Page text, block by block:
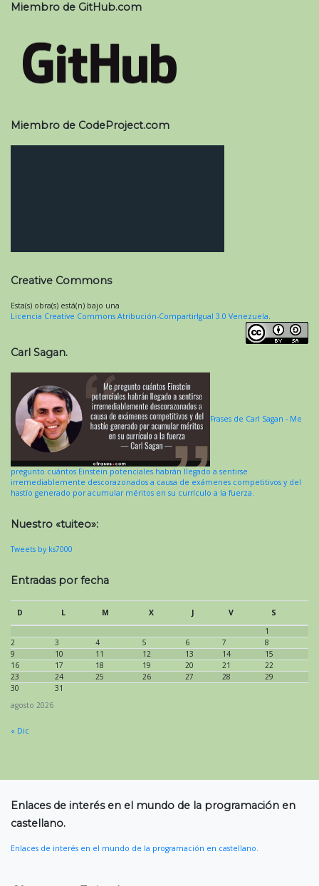
Miembro de GitHub.com
Miembro de CodeProject.com
Creative Commons
Esta(s) obra(s) está(n) bajo una
Licencia Creative Commons Atribución-CompartirIgual 3.0 Venezuela.
Carl Sagan.
Frases de Carl Sagan - Me
pregunto cuántos Einstein potenciales habrán llegado a sentirse
irremediablemente descorazonados a causa de exámenes competitivos y del
hastío generado por acumular méritos en su currículo a la fuerza.
Nuestro «tuiteo»:
Tweets by ks7000
Entradas por fecha
agosto 2026
D L M X J V
S
1
2
3 4 5 6 7
8
9
10 11 12 13 14
15
16
17 18 19 20 21
22
23
24 25 26 27 28
29
30
31
« Dic
Enlaces de interés en el mundo de la programación en
castellano.
Enlaces de interés en el mundo de la programación en castellano.